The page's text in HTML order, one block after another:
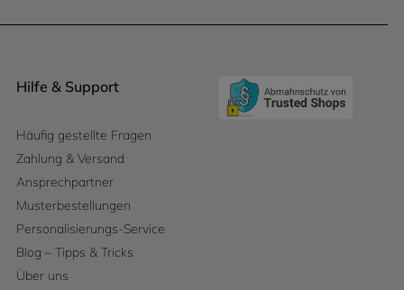
Hilfe & Support
Häufig gestellte Fragen
Zahlung & Versand
Ansprechpartner
Musterbestellungen
Personalisierungs-Service
Blog – Tipps & Tricks
Über uns